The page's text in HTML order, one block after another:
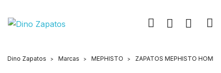
Dino Zapatos Marcas MEPHISTO ZAPATOS MEPHISTO